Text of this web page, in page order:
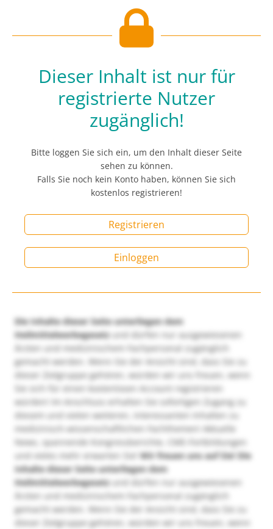
Dieser Inhalt ist nur für
registrierte Nutzer
zugänglich!
Bitte loggen Sie sich ein, um den Inhalt dieser Seite
sehen zu können.
Falls Sie noch kein Konto haben, können Sie sich
kostenlos registrieren!
Registrieren
Einloggen
Die Inhalte dieser Seite unterliegen dem
Heilmittelwerbegesetzund dürfen nur ausgewiesenen
Ärzten und medizinischem Fachpersonal zugänglich
gemacht werden. Wenn Sie der Ansicht sind, dass Sie zu
dieser Zielgruppe gehören, würden wir uns freuen, wenn
Sie sich für einen kostenlosen Account registrieren
würden! Im Anschluss erhalten Sie sofortigen Zugang zu
diesem und vielen weiteren, interessanten Inhalten zu
medizinisch-wissenschaftlichen Fachthemen! Aktuelle
News, spannende Kongressberichte, CME-Fortbildungen
und vieles mehr erwarten Sie!Wir freuen uns auf Sie! Die
Inhalte dieser Seite unterliegen dem
Heilmittelwerbegesetzund dürfen nur ausgewiesenen
Ärzten und medizinischem Fachpersonal zugänglich
gemacht werden. Wenn Sie der Ansicht sind, dass Sie zu
dieser Zielgruppe gehören, würden wir uns freuen, wenn